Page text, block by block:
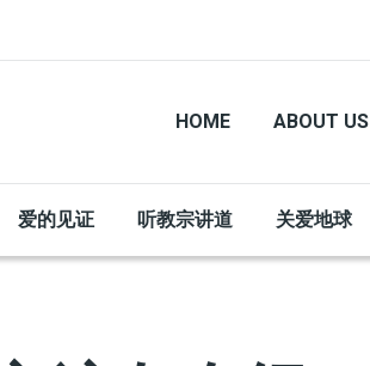
HOME ABOUT US
爱的见证 听教宗讲道 关爱地球